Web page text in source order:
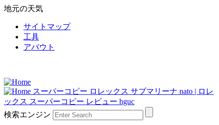
地元の天気
サイトマップ
工具
アバウト
スーパーコピー ロレックス サブマリーナ nato | ロレ
ックス スーパーコピー レビュー hguc
検索エンジン